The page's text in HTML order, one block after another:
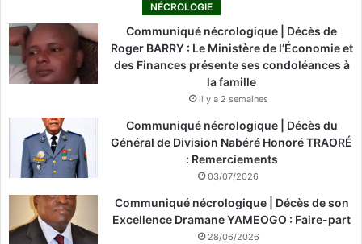
NÉCROLOGIE
Communiqué nécrologique | Décès de
Roger BARRY : Le Ministère de l’Économie et
des Finances présente ses condoléances à
la famille
il y a 2 semaines
Communiqué nécrologique | Décès du
Général de Division Nabéré Honoré TRAORÉ
: Remerciements
03/07/2026
Communiqué nécrologique | Décès de son
Excellence Dramane YAMEOGO : Faire-part
28/06/2026